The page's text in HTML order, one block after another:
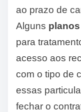
ao prazo de
Alguns
para
acesso aos
com o tipo de
essas
fechar o